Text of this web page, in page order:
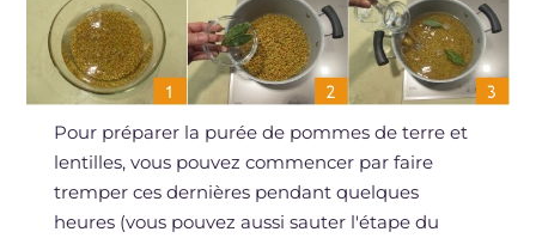
Pour préparer la purée de pommes de terre et
lentilles, vous pouvez commencer par faire
tremper ces dernières pendant quelques
heures (vous pouvez aussi sauter l'étape du